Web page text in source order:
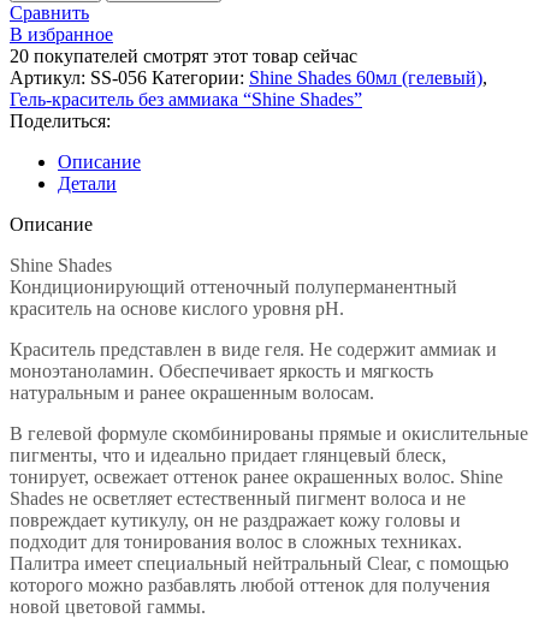
Сравнить
В избранное
20 покупателей смотрят этот товар сейчас
Артикул: SS-056 Категории: Shine Shades 60мл (гелевый),
Гель-краситель без аммиака “Shine Shades”
Поделиться:
Описание
Детали
Описание
Shine Shades
Кондиционирующий оттеночный полуперманентный
краситель на основе кислого уровня pH.
Краситель представлен в виде геля. Не содержит аммиак и
моноэтаноламин. Обеспечивает яркость и мягкость
натуральным и ранее окрашенным волосам.
В гелевой формуле скомбинированы прямые и окислительные
пигменты, что и идеально придает глянцевый блеск,
тонирует, освежает оттенок ранее окрашенных волос. Shine
Shades не осветляет естественный пигмент волоса и не
повреждает кутикулу, он не раздражает кожу головы и
подходит для тонирования волос в сложных техниках.
Палитра имеет специальный нейтральный Clear, с помощью
которого можно разбавлять любой оттенок для получения
новой цветовой гаммы.